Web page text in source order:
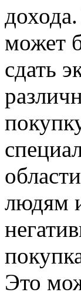
может
сдать
людям
Это